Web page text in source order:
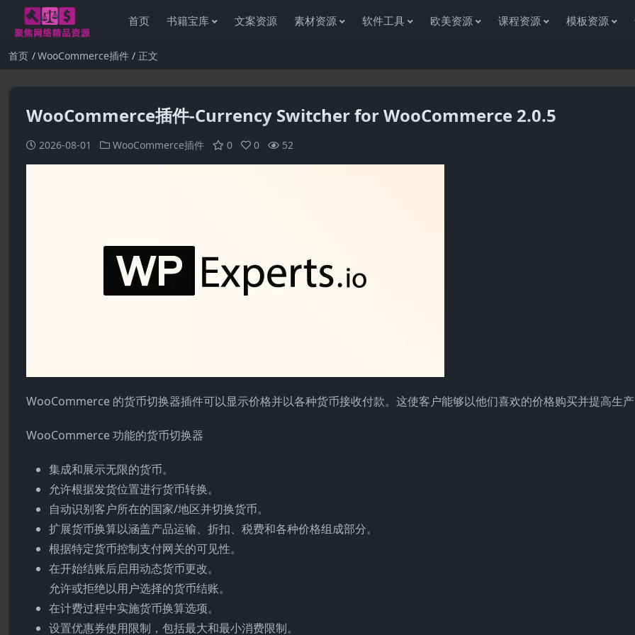
首页 书籍宝库 文案资源 素材资源 软件工具 欧美资源 课程资源 模板资源
首页 WooCommerce插件 正文
WooCommerce插件-Currency Switcher for WooCommerce 2.0.5
2026-08-01 WooCommerce插件 0 0 52
WooCommerce 的货币切换器插件可以显示价格并以各种货币接收付款。这使客户能够以他们喜欢的价格购买并提高生
WooCommerce 功能的货币切换器
集成和展示无限的货币。
允许根据发货位置进行货币转换。
自动识别客户所在的国家/地区并切换货币。
扩展货币换算以涵盖产品运输、折扣、税费和各种价格组成部分。
根据特定货币控制支付网关的可见性。
在开始结账后启用动态货币更改。
允许或拒绝以用户选择的货币结账。
在计费过程中实施货币换算选项。
设置优惠券使用限制，包括最大和最小消费限制。